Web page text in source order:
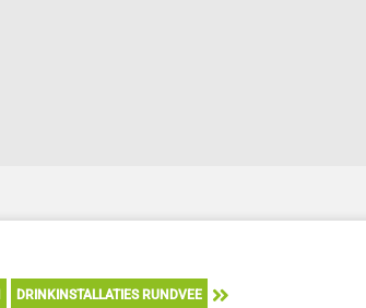
DRINKINSTALLATIES RUNDVEE